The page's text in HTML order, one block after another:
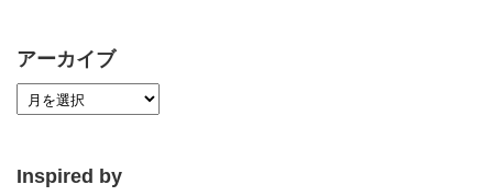
アーカイブ
Inspired by